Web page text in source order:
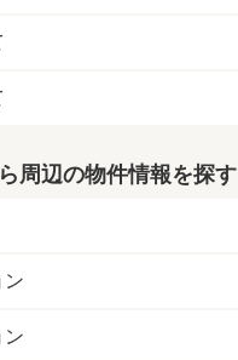
周辺の物件情報を探す
ン
ン